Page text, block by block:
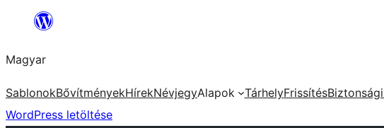
Ugrás
tartalomhoz
Magyar
SablonokBővítményekHírekNévjegyAlapok TárhelyFrissítés
WordPress letöltése